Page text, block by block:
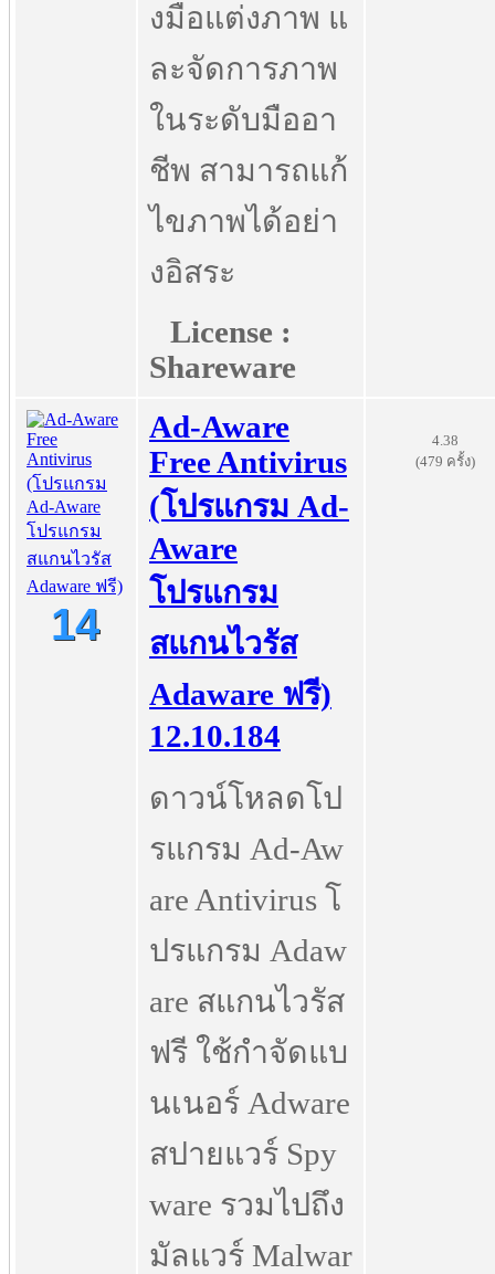
งมือแต่งภาพ แ
ละจัดการภาพ
ในระดับมืออา
ชีพ สามารถแก้
ไขภาพได้อย่า
งอิสระ
License :
Shareware
14
Ad-Aware
Free Antivirus
(โปรแกรม Ad-
Aware
โปรแกรม
สแกนไวรัส
Adaware ฟรี)
12.10.184
ดาวน์โหลดโป
รแกรม Ad-Aw
are Antivirus โ
ปรแกรม Adaw
are สแกนไวรัส
ฟรี ใช้กำจัดแบ
นเนอร์ Adware
สปายแวร์ Spy
ware รวมไปถึง
มัลแวร์ Malwar
4.38
(479 ครั้ง)